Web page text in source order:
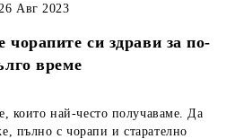
си здрави за по-
време
26 Авг 2023
които най-често получаваме. Да
пълно с чорапи и старателно